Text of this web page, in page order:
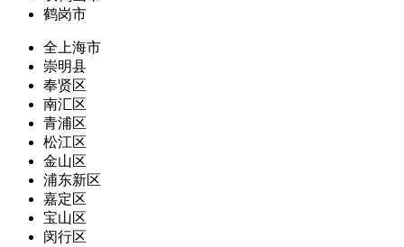
鹤岗市
全上海市
崇明县
奉贤区
南汇区
青浦区
松江区
金山区
浦东新区
嘉定区
宝山区
闵行区